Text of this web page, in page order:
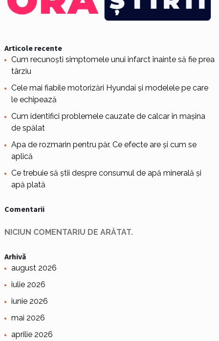
Articole recente
Cum recunoști simptomele unui infarct înainte să fie prea
târziu
Cele mai fiabile motorizări Hyundai și modelele pe care
le echipează
Cum identifici problemele cauzate de calcar în mașina
de spălat
Apa de rozmarin pentru păr. Ce efecte are și cum se
aplică
Ce trebuie să știi despre consumul de apă minerală și
apă plată
Comentarii
NICIUN COMENTARIU DE ARĂTAT.
Arhivă
august 2026
iulie 2026
iunie 2026
mai 2026
aprilie 2026